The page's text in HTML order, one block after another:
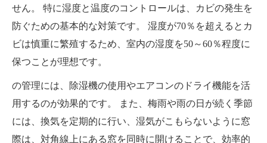
せん。 特に湿度と温度のコントロールは、カビの発生を
防ぐための基本的な対策です。 湿度が70％を超えるとカ
ビは慎重に繁殖するため、室内の湿度を50～60％程度に
保つことが理想です。
の管理には、除湿機の使用やエアコンのドライ機能を活
用するのが効果的です。 また、梅雨や雨の日が続く季節
には、換気を定期的に行い、湿気がこもらないように窓
際は、対角線上にある窓を同時に開けることで、効率的